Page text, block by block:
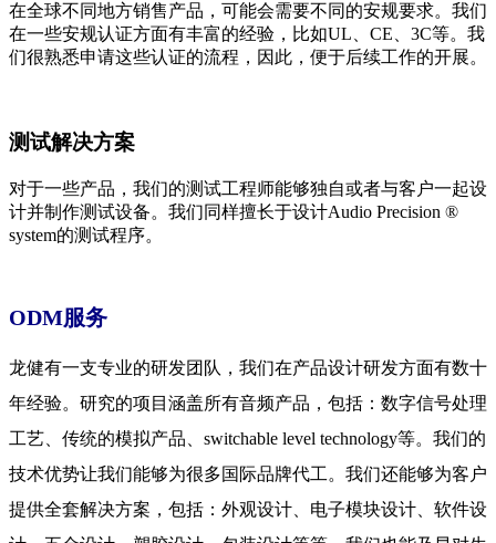
在全球不同地方销售产品，可能会需要不同的安规要求。我们
在一些安规认证方面有丰富的经验，比如UL、CE、3C等。我
们很熟悉申请这些认证的流程，因此，便于后续工作的开展。
测试解决方案
对于一些产品，我们的测试工程师能够独自或者与客户一起设
计并制作测试设备。我们同样擅长于设计Audio Precision ®
system的测试程序。
ODM服务
龙健有一支专业的研发团队，我们在产品设计研发方面有数十
年经验。研究的项目涵盖所有音频产品，包括：数字信号处理
工艺、传统的模拟产品、switchable level technology等。我们的
技术优势让我们能够为很多国际品牌代工。我们还能够为客户
提供全套解决方案，包括：外观设计、电子模块设计、软件设